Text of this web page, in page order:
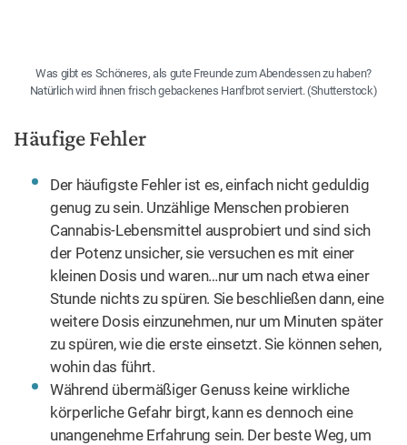
Was gibt es Schöneres, als gute Freunde zum Abendessen zu haben?
Natürlich wird ihnen frisch gebackenes Hanfbrot serviert. (Shutterstock)
Häufige Fehler
Der häufigste Fehler ist es, einfach nicht geduldig
genug zu sein. Unzählige Menschen probieren
Cannabis-Lebensmittel ausprobiert und sind sich
der Potenz unsicher, sie versuchen es mit einer
kleinen Dosis und waren…nur um nach etwa einer
Stunde nichts zu spüren. Sie beschließen dann, eine
weitere Dosis einzunehmen, nur um Minuten später
zu spüren, wie die erste einsetzt. Sie können sehen,
wohin das führt.
Während übermäßiger Genuss keine wirkliche
körperliche Gefahr birgt, kann es dennoch eine
unangenehme Erfahrung sein. Der beste Weg, um